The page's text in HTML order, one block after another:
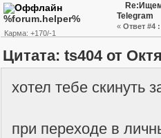
%forum.helper%
Карма: +170/-1
Telegram
« Ответ #4 :
Цитата: ts404 от
хотел тебе скинуть
при переходе в